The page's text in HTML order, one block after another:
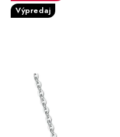
PRSTENE
RETIAZKY
PRÍVESKY
Výpredaj